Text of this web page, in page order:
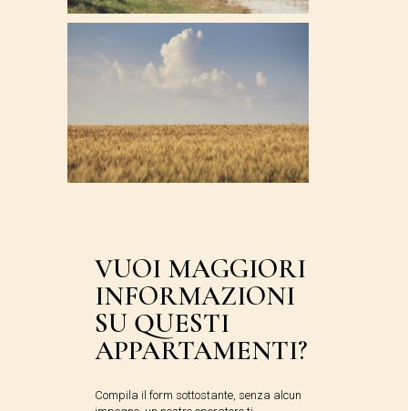
VUOI MAGGIORI
INFORMAZIONI
SU QUESTI
APPARTAMENTI?
Compila il form sottostante, senza alcun